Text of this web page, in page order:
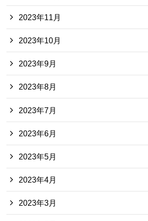
2023年11月
2023年10月
2023年9月
2023年8月
2023年7月
2023年6月
2023年5月
2023年4月
2023年3月